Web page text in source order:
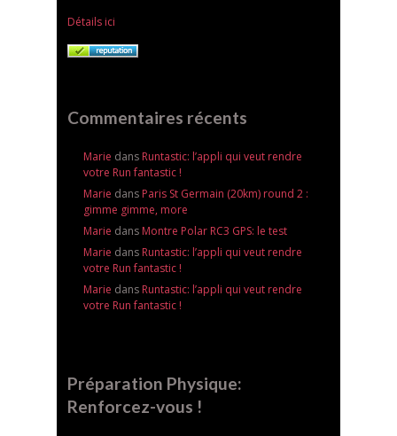
Détails ici
Commentaires récents
Marie dans Runtastic: l’appli qui veut rendre
votre Run fantastic !
Marie dans Paris St Germain (20km) round 2 :
gimme gimme, more
Marie dans Montre Polar RC3 GPS: le test
Marie dans Runtastic: l’appli qui veut rendre
votre Run fantastic !
Marie dans Runtastic: l’appli qui veut rendre
votre Run fantastic !
Préparation Physique:
Renforcez-vous !